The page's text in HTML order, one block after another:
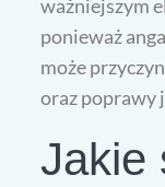
ważniejszym
ponieważ
może
oraz poprawy
Jakie